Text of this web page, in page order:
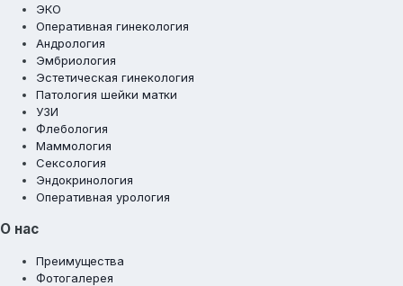
ЭКО
Оперативная гинекология
Андрология
Эмбриология
Эстетическая гинекология
Патология шейки матки
УЗИ
Флебология
Маммология
Сексология
Эндокринология
Оперативная урология
О нас
Преимущества
Фотогалерея